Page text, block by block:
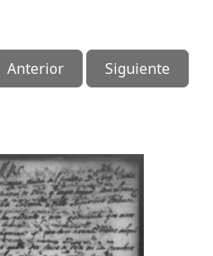
Anterior Siguiente